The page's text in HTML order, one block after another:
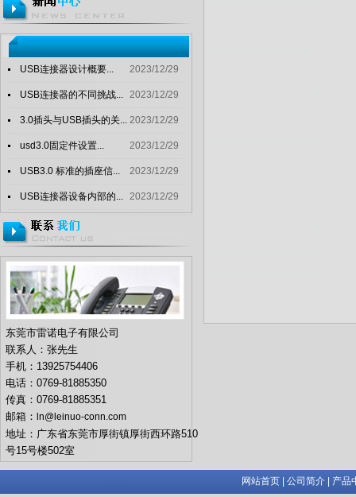
2023/12/29
USB连接器设计概要...
2023/12/29
USB连接器的不同挑战...
2023/12/29
3.0插头与USB插头的关...
2023/12/29
usd3.0固定件设置...
2023/12/29
USB3.0 标准的插座信...
2023/12/29
USB连接器设备内部的...
东莞市雷诺电子有限公司
联系人：张先生
手机：13925754406
电话：0769-81885350
传真：0769-81885351
邮箱： ln@leinuo-conn.com
地址：广东省东莞市厚街镇厚街西环路510
号15号楼502室
网站首页| 公司简介| 产品